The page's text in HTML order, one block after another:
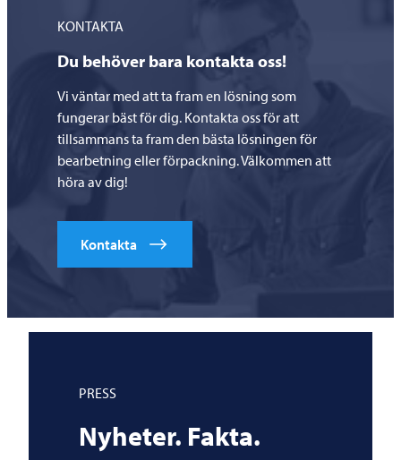
KONTAKTA
Du behöver bara kontakta oss!
Vi väntar med att ta fram en lösning som
fungerar bäst för dig. Kontakta oss för att
tillsammans ta fram den bästa lösningen för
bearbetning eller förpackning. Välkommen att
höra av dig!
Kontakta
PRESS
Nyheter. Fakta.